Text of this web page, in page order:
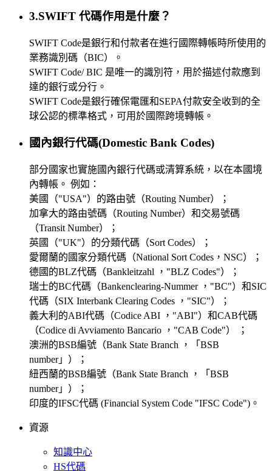
3.SWIFT 代碼作用是什麼？
SWIFT Code是銀行和付款者在進行國際轉帳時所使用的
業務識別碼（BIC）。
SWIFT Code/ BIC 是唯一的識別符，用於描述付款應到
達的銀行或分行。
SWIFT Code是銀行確保電匯和SEPA付款安全收到的全
球公認的標準格式，可用於國際跨境轉帳。
國內銀行代碼(Domestic Bank Codes)
部分國家也實施國內銀行代碼或清算系統，以在本國境
內轉帳。 例如：
美國（"USA"）的路由號（Routing Number）；
加拿大的路由號碼（Routing Number）和交易號碼
（Transit Number）；
英國（"UK"）的分類代碼（Sort Codes）；
愛爾蘭的國家分類代碼（National Sort Codes，NSC）；
德國的BLZ代碼（Bankleitzahl ，"BLZ Codes"）；
瑞士的BC代碼（Bankenclearing-Nummer ，"BC"）和SIC
代碼（SIX Interbank Clearing Codes ，"SIC"）；
義大利的ABI代碼（Codice ABI ，"ABI"）和CAB代碼
（Codice di Avviamento Bancario ，"CAB Code"） ；
澳洲的BSB編號（Bank State Branch ，「BSB
number」）；
紐西蘭的BSB編號（Bank State Branch ，「BSB
number」）；
印度的IFSC代碼 (Financial System Code "IFSC Code")。
資源
知識中心
HS代碼